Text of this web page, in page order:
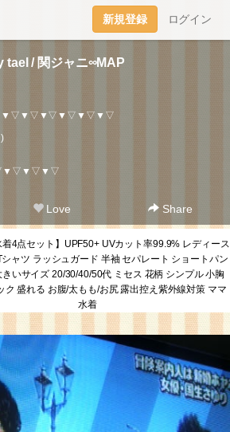
新規登録 ログイン
tael / 関ジャニ∞MAP
Love Share
着4点セット】UPF50+ UVカット率99.9% レディース
ャツ ラッシュガード 半袖 セパレート ショートパン
きいサイズ 20/30/40/50代 ミセス 花柄 シンプル 小胸
ク 盛れる お腹/太もも/お尻 露出控え紫外線対策 ママ
水着